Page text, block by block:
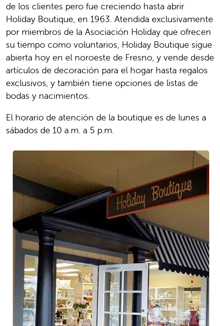
de los clientes pero fue creciendo hasta abrir
Holiday Boutique, en 1963. Atendida exclusivamente
por miembros de la Asociación Holiday que ofrecen
su tiempo como voluntarios, Holiday Boutique sigue
abierta hoy en el noroeste de Fresno, y vende desde
artículos de decoración para el hogar hasta regalos
exclusivos, y también tiene opciones de listas de
bodas y nacimientos.
El horario de atención de la boutique es de lunes a
sábados de 10 a.m. a 5 p.m.